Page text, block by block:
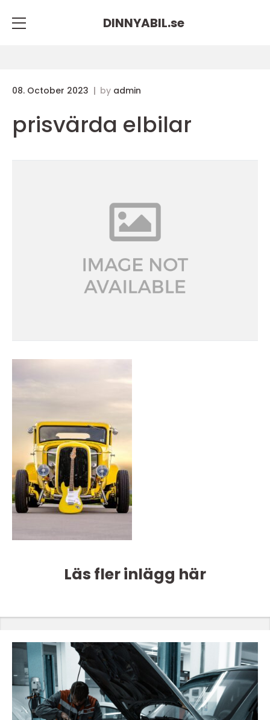
DINNYABIL.se
08. October 2023 by admin
prisvärda elbilar
Läs fler inlägg här